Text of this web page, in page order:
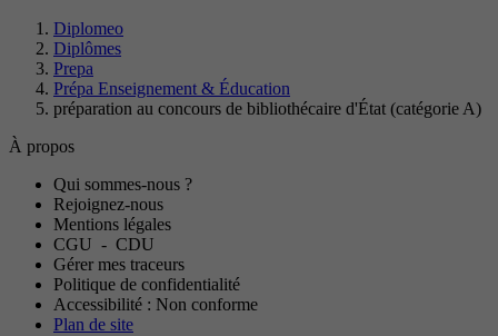
Diplomeo
Diplômes
Prepa
Prépa Enseignement & Éducation
préparation au concours de bibliothécaire d'État (catégorie A)
À propos
Qui sommes-nous ?
Rejoignez-nous
Mentions légales
CGU - CDU
Gérer mes traceurs
Politique de confidentialité
Accessibilité : Non conforme
Plan de site